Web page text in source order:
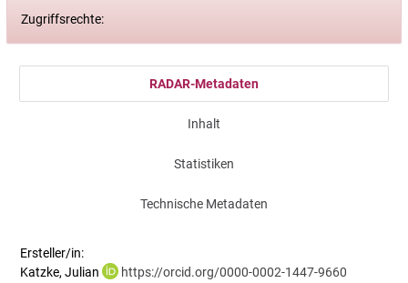
Zugriffsrechte:
RADAR-Metadaten
Inhalt
Statistiken
Technische Metadaten
Ersteller/in:
Katzke, Julian
https://orcid.org/0000-0002-1447-9660